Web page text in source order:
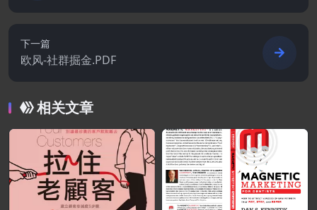
下一篇
欧风-社群掘金.PDF
相关文章